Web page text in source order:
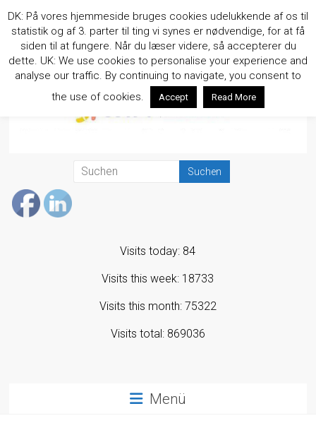
Inhalt
springen
Visits today: 84
Visits this week: 18733
Visits this month: 75322
Visits total: 869036
Menü
DK: På vores hjemmeside bruges cookies udelukkende af os til
statistik og af 3. parter til ting vi synes er nødvendige, for at få
siden til at fungere. Når du læser videre, så accepterer du
dette. UK: We use cookies to personalise your experience and
analyse our traffic. By continuing to navigate, you consent to
the use of cookies.
Accept Read More